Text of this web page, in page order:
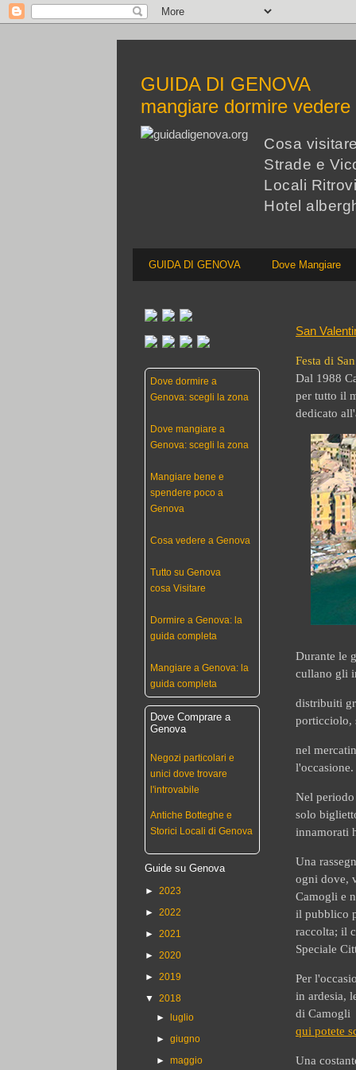
GUIDA DI GENOVA
mangiare dormire
Cosa
Strade e
Locali
Hotel
GUIDA DI GENOVA Dove Mangiare
San
Festa di
Dal 1988
per tutto il
dedicato
Durante le
cullano gli
distribuiti
porticciolo,
nel
l'occasione.
Nel periodo
solo
innamorati
Una
ogni dove,
Camogli e
il pubblico
raccolta; il
Speciale
Per
in ardesia,
di Camogli
qui potete
Una
Dove dormire a
Genova: scegli la zona
Dove mangiare a
Genova: scegli la zona
Mangiare bene e
spendere poco a
Genova
Cosa vedere a Genova
Tutto su Genova
cosa Visitare
Dormire a Genova: la
guida completa
Mangiare a Genova: la
guida completa
Dove Comprare a
Genova
Negozi particolari e
unici dove trovare
l'introvabile
Antiche Botteghe e
Storici Locali di Genova
Guide su Genova
► 2023
► 2022
► 2021
► 2020
► 2019
▼ 2018
►
luglio
►giugno
►maggio